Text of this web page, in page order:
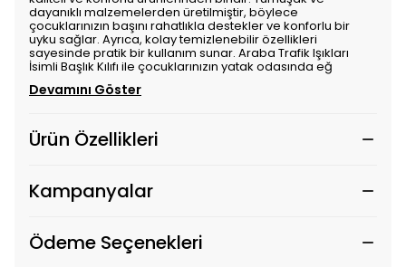
dayanıklı malzemelerden üretilmiştir, böylece
çocuklarınızın başını rahatlıkla destekler ve konforlu bir
uyku sağlar. Ayrıca, kolay temizlenebilir özellikleri
sayesinde pratik bir kullanım sunar. Araba Trafik Işıkları
İsimli Başlık Kılıfı ile çocuklarınızın yatak odasında eğ
Devamını Göster
Ürün Özellikleri
Kampanyalar
Ödeme Seçenekleri